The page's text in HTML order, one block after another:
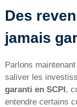
Des
jamais
Parlons
saliver les
garanti en SCPI,
entendre certains